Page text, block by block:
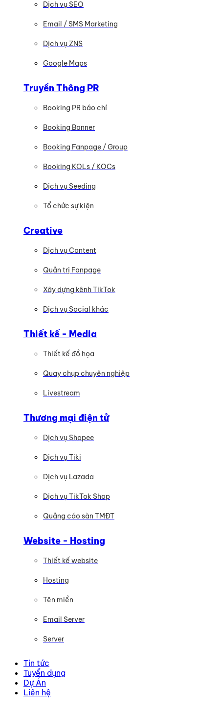
Dịch vụ SEO
Email / SMS Marketing
Dịch vụ ZNS
Google Maps
Truyền Thông PR
Booking PR báo chí
Booking Banner
Booking Fanpage / Group
Booking KOLs / KOCs
Dịch vụ Seeding
Tổ chức sự kiện
Creative
Dịch vụ Content
Quản trị Fanpage
Xây dựng kênh TikTok
Dịch vụ Social khác
Thiết kế - Media
Thiết kế đồ họa
Quay chụp chuyên nghiệp
Livestream
Thương mại điện tử
Dịch vụ Shopee
Dịch vụ Tiki
Dịch vụ Lazada
Dịch vụ TikTok Shop
Quảng cáo sàn TMĐT
Website - Hosting
Thiết kế website
Hosting
Tên miền
Email Server
Server
Tin tức
Tuyển dụng
Dự Án
Liên hệ